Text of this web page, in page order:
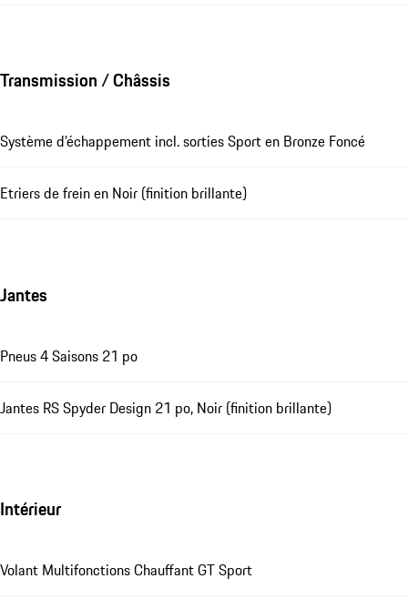
Transmission / Châssis
Système d’échappement incl. sorties Sport en Bronze Foncé
Etriers de frein en Noir (finition brillante)
Jantes
Pneus 4 Saisons 21 po
Jantes RS Spyder Design 21 po, Noir (finition brillante)
Intérieur
Volant Multifonctions Chauffant GT Sport